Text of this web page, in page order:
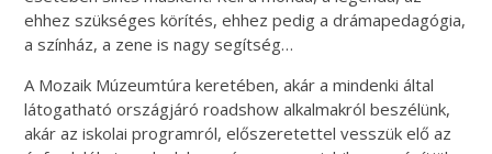
ehhez szükséges körítés, ehhez pedig a drámapedagógia,
a színház, a zene is nagy segítség…
A Mozaik Múzeumtúra keretében, akár a mindenki által
látogatható országjáró roadshow alkalmakról beszélünk,
akár az iskolai programról, előszeretettel vesszük elő az